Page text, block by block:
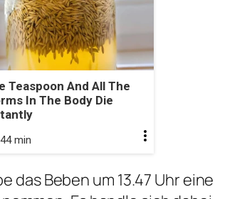
Teaspoon And All The
In The Body Die
min
Beben um 13.47 Uhr eine